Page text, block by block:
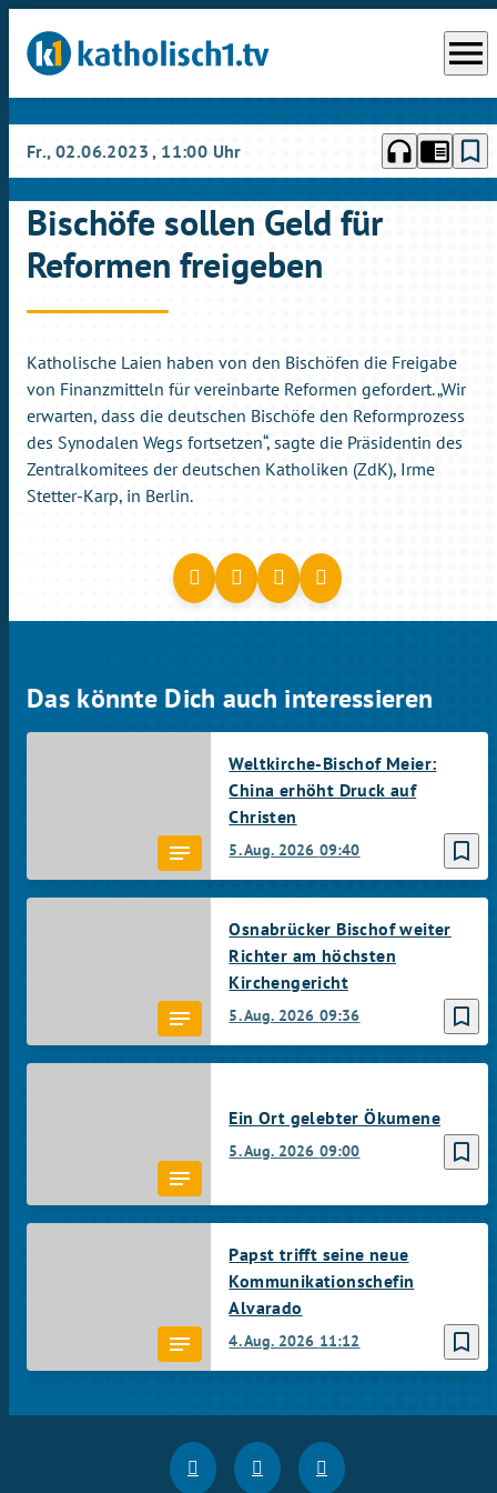
menu
Fr., 02.06.2023, 11:00 Uhr headphones chrome_reader_mode bookmark_border
Bischöfe sollen Geld für
Reformen freigeben
Katholische Laien haben von den Bischöfen die Freigabe
von Finanzmitteln für vereinbarte Reformen gefordert. „Wir
erwarten, dass die deutschen Bischöfe den Reformprozess
des Synodalen Wegs fortsetzen“, sagte die Präsidentin des
Zentralkomitees der deutschen Katholiken (ZdK), Irme
Stetter-Karp, in Berlin.
Das könnte Dich auch interessieren
bookmark_border
5. Aug. 2026 09:40
Weltkirche-Bischof Meier:
China erhöht Druck auf
Christen
bookmark_border
5. Aug. 2026 09:36
Osnabrücker Bischof weiter
Richter am höchsten
Kirchengericht
bookmark_border
5. Aug. 2026 09:00
Ein Ort gelebter Ökumene
bookmark_border
4. Aug. 2026 11:12
Papst trifft seine neue
Kommunikationschefin
Alvarado